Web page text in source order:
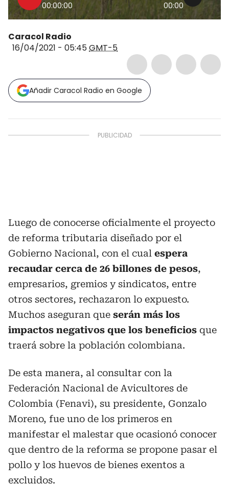
00:00:00 00:00
Caracol Radio
16/04/2021 - 05:45GMT-5
Añadir Caracol Radio en Google
Luego de conocerse oficialmente el proyecto
de reforma tributaria diseñado por el
Gobierno Nacional, con el cual espera
recaudar cerca de 26 billones de pesos,
empresarios, gremios y sindicatos, entre
otros sectores, rechazaron lo expuesto.
Muchos aseguran que serán más los
impactos negativos que los beneficios que
traerá sobre la población colombiana.
De esta manera, al consultar con la
Federación Nacional de Avicultores de
Colombia (Fenavi), su presidente, Gonzalo
Moreno, fue uno de los primeros en
manifestar el malestar que ocasionó conocer
que dentro de la reforma se propone pasar el
pollo y los huevos de bienes exentos a
excluidos.